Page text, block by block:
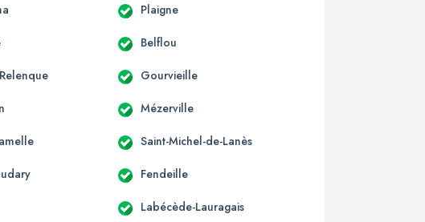
Plaigne
Belflou
Gourvieille
Mézerville
Saint-Michel-de-Lanès
Fendeille
Labécède-Lauragais